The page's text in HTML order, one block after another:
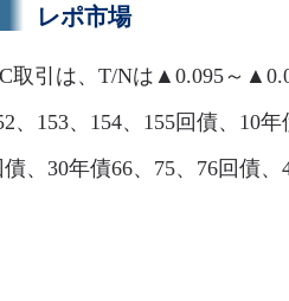
レポ市場
取引は、T/Nは▲0.095～
、153、154、155回債、10
債、30年債66、75、76回債